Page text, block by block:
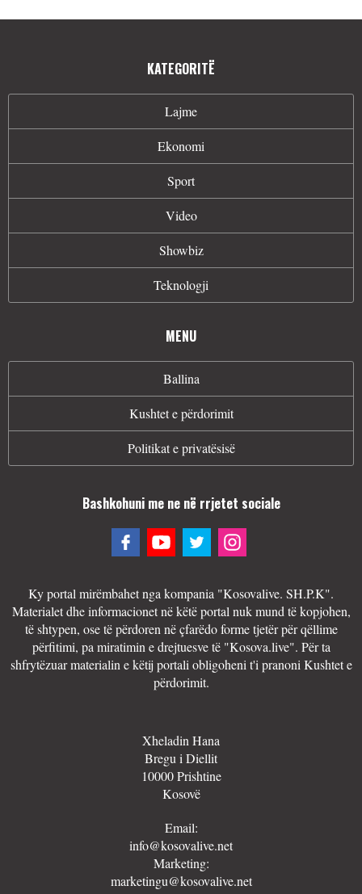
KATEGORITË
Lajme
Ekonomi
Sport
Video
Showbiz
Teknologji
MENU
Ballina
Kushtet e përdorimit
Politikat e privatësisë
Bashkohuni me ne në rrjetet sociale
Ky portal mirëmbahet nga kompania "Kosovalive. SH.P.K".
Materialet dhe informacionet në këtë portal nuk mund të kopjohen,
të shtypen, ose të përdoren në çfarëdo forme tjetër për qëllime
përfitimi, pa miratimin e drejtuesve të "Kosova.live". Për ta
shfrytëzuar materialin e këtij portali obligoheni t'i pranoni Kushtet e
përdorimit.
Xheladin Hana
Bregu i Diellit
10000 Prishtine
Kosovë
Email:
info@kosovalive.net
Marketing:
marketingu@kosovalive.net